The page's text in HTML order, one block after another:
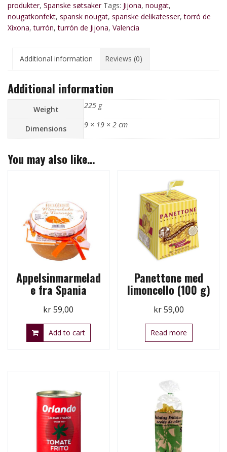
produkter, Spanske søtsaker Tags: Jijona, nougat,
nougatkonfekt, spansk nougat, spanske delikatesser,torró de
Xixona,turrón,turrón de Jijona, Valencia
Additional information Reviews (0)
Additional information
Weight 225 g
Dimensions 9 × 19 × 2 cm
You may also like…
Appelsinmarmelad
e fra Spania
kr59,00
Add to cart
Panettone med
limoncello (100 g)
kr59,00
Read more